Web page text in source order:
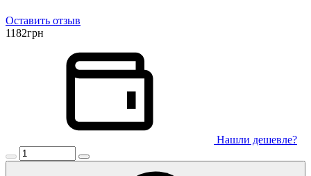
Оставить отзыв
1182грн
Нашли дешевле?